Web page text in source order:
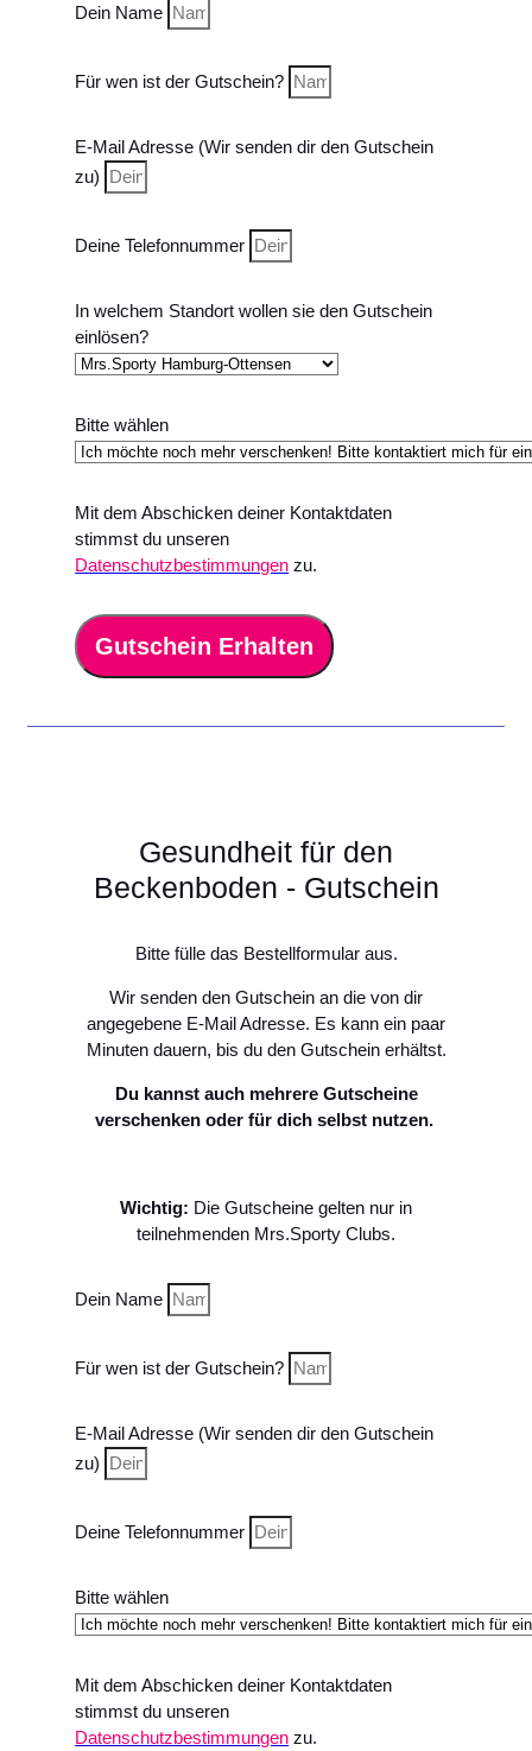
Dein Name
Für wen ist der Gutschein?
E-Mail Adresse (Wir senden dir den Gutschein
zu)
Deine Telefonnummer
In welchem Standort wollen sie den Gutschein
einlösen?
Bitte wählen
Mit dem Abschicken deiner Kontaktdaten
stimmst du unseren
Datenschutzbestimmungen zu.
Gutschein Erhalten
Gesundheit für den
Beckenboden - Gutschein
Bitte fülle das Bestellformular aus.
Wir senden den Gutschein an die von dir
angegebene E-Mail Adresse. Es kann ein paar
Minuten dauern, bis du den Gutschein erhältst.
Du kannst auch mehrere Gutscheine
verschenken oder für dich selbst nutzen.
Wichtig: Die Gutscheine gelten nur in
teilnehmenden Mrs.Sporty Clubs.
Dein Name
Für wen ist der Gutschein?
E-Mail Adresse (Wir senden dir den Gutschein
zu)
Deine Telefonnummer
Bitte wählen
Mit dem Abschicken deiner Kontaktdaten
stimmst du unseren
Datenschutzbestimmungen zu.